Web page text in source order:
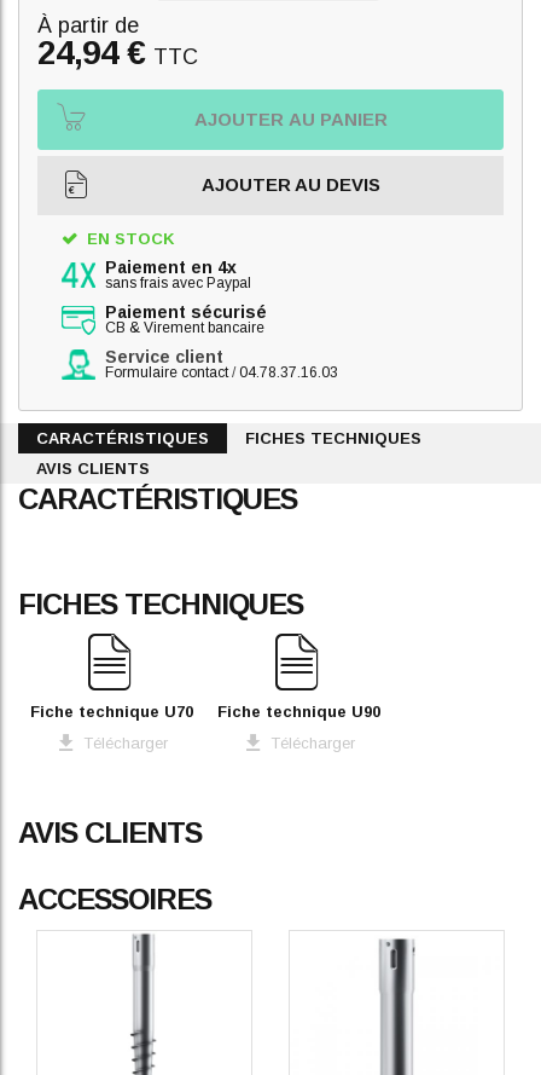
À partir de
24,94 € TTC
AJOUTER AU PANIER
AJOUTER AU DEVIS
EN STOCK
Paiement en 4x
sans frais avec Paypal
Paiement sécurisé
CB & Virement bancaire
Service client
Formulaire contact/04.78.37.16.03
CARACTÉRISTIQUES
FICHES TECHNIQUES
AVIS CLIENTS
CARACTÉRISTIQUES
FICHES TECHNIQUES
Fiche technique U70
Télécharger
Fiche technique U90
Télécharger
AVIS CLIENTS
ACCESSOIRES